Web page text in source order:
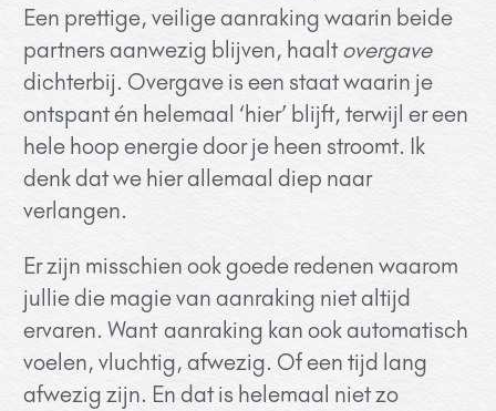
Een prettige, veilige aanraking waarin beide
partners aanwezig blijven, haaltovergave
dichterbij. Overgave is een staat waarin je
ontspant én helemaal ‘hier’ blijft, terwijl er een
hele hoop energie door je heen stroomt. Ik
denk dat we hier allemaal diep naar
verlangen.
Er zijn misschien ook goede redenen waarom
jullie die magie van aanraking niet altijd
ervaren. Want aanraking kan ook automatisch
voelen, vluchtig, afwezig. Of een tijd lang
afwezig zijn. En dat is helemaal niet zo